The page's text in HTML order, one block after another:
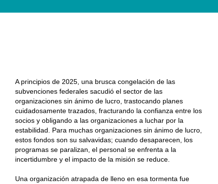
A principios de 2025, una brusca congelación de las
subvenciones federales sacudió el sector de las
organizaciones sin ánimo de lucro, trastocando planes
cuidadosamente trazados, fracturando la confianza entre los
socios y obligando a las organizaciones a luchar por la
estabilidad. Para muchas organizaciones sin ánimo de lucro,
estos fondos son su salvavidas; cuando desaparecen, los
programas se paralizan, el personal se enfrenta a la
incertidumbre y el impacto de la misión se reduce.
Una organización atrapada de lleno en esa tormenta fue